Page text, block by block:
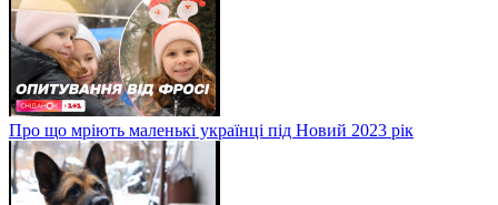
Про що мріють маленькі українці під Новий 2023 рік